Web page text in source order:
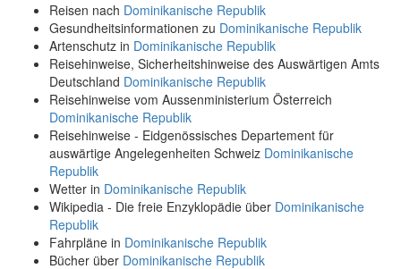
Reisen nach Dominikanische Republik
Gesundheitsinformationen zu Dominikanische Republik
Artenschutz in Dominikanische Republik
Reisehinweise, Sicherheitshinweise des Auswärtigen Amts
Deutschland Dominikanische Republik
Reisehinweise vom Aussenministerium Österreich
Dominikanische Republik
Reisehinweise - Eidgenössisches Departement für
auswärtige Angelegenheiten Schweiz Dominikanische
Republik
Wetter in Dominikanische Republik
Wikipedia - Die freie Enzyklopädie über Dominikanische
Republik
Fahrpläne in Dominikanische Republik
Bücher über Dominikanische Republik